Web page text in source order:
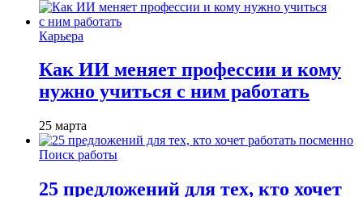
Карьера
Как ИИ меняет профессии и кому
нужно учиться с ним работать
25 марта
Поиск работы
25 предложений для тех, кто хочет